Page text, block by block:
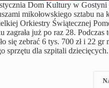
Dom Kultury w Gostyni
mikołowskiego sztabu na
Orkiestry Świątecznej
zagrała już po raz 28. Podczas
się zebrać 6 tys. 700 zł i 22 gr
sprzętu dla szpitali dziecięcych.